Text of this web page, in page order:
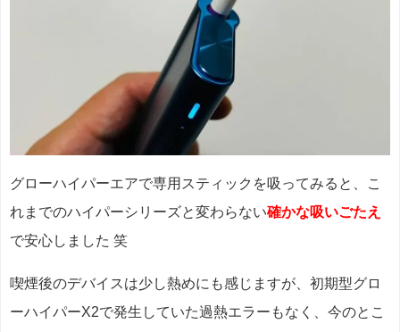
グローハイパーエアで専用スティックを吸ってみると、こ
れまでのハイパーシリーズと変わらない確かな吸いごたえ
で安心しました 笑
喫煙後のデバイスは少し熱めにも感じますが、初期型グロ
ーハイパーX2で発生していた過熱エラーもなく、今のとこ